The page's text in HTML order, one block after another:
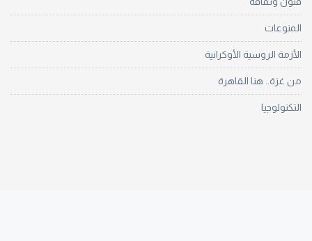
المنوعات
الأزمة الروسية الأوكرانية
من غزة.. هنا القاهرة
التكنولوجيا